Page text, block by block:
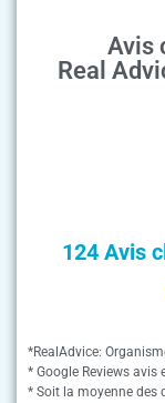
Avis
Real
124 Avis
*RealAdvice:
* Google Reviews avis
* Soit la moyenne des